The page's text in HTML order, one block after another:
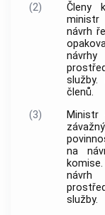
(2)
Členy
ministr
návrh
členů.
(3)
na
služby.